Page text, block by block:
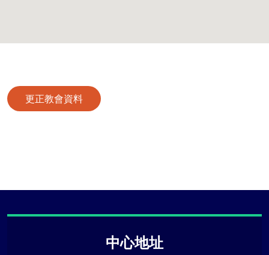
更正教會資料
中心地址